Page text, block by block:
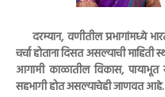
दरम्यान, वणीतील प्रभागांमध्ये
चर्चा होताना दिसत असल्याची
आगामी काळातील विकास, पायाभूत
सहभागी होत असल्याचेही जाणवत आहे.